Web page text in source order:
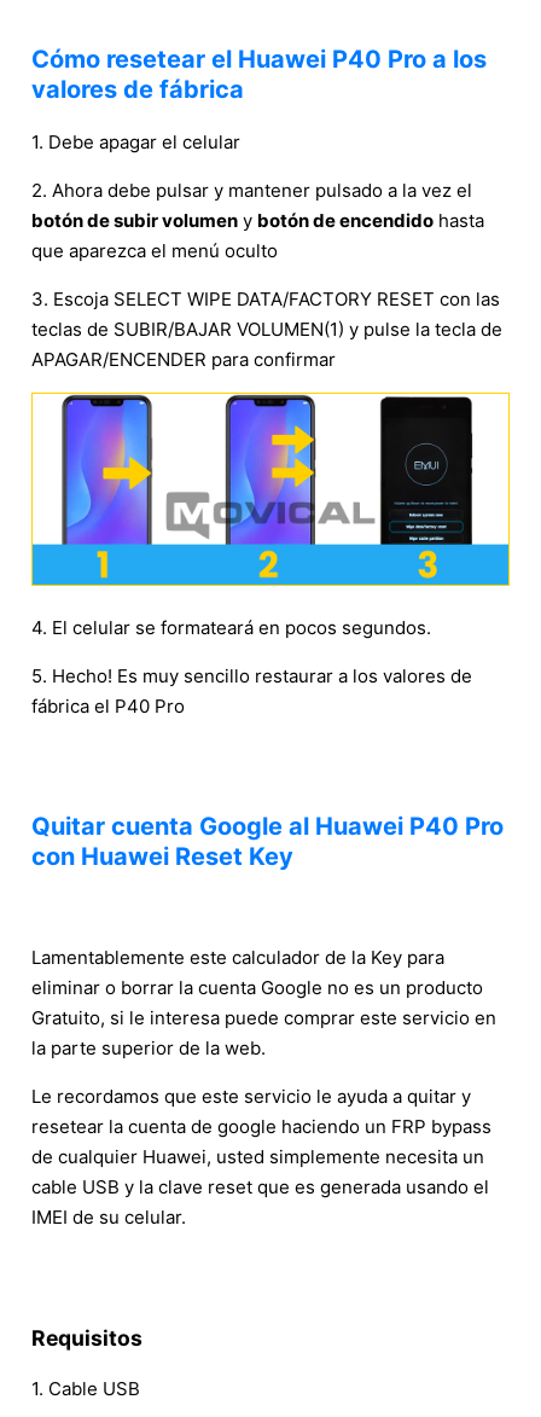
Cómo resetear el Huawei P40 Pro a los
valores de fábrica
1. Debe apagar el celular
2. Ahora debe pulsar y mantener pulsado a la vez el
botón de subir volumen y botón de encendido hasta
que aparezca el menú oculto
3. Escoja SELECT WIPE DATA/FACTORY RESET con las
teclas de SUBIR/BAJAR VOLUMEN(1) y pulse la tecla de
APAGAR/ENCENDER para confirmar
4. El celular se formateará en pocos segundos.
5. Hecho! Es muy sencillo restaurar a los valores de
fábrica el P40 Pro
Quitar cuenta Google al Huawei P40 Pro
con Huawei Reset Key
Lamentablemente este calculador de la Key para
eliminar o borrar la cuenta Google no es un producto
Gratuito, si le interesa puede comprar este servicio en
la parte superior de la web.
Le recordamos que este servicio le ayuda a quitar y
resetear la cuenta de google haciendo un FRP bypass
de cualquier Huawei, usted simplemente necesita un
cable USB y la clave reset que es generada usando el
IMEI de su celular.
Requisitos
1. Cable USB